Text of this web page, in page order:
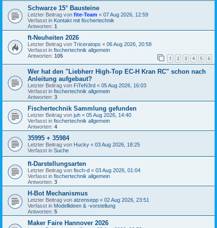
Schwarze 15° Bausteine
Letzter Beitrag von fite-Team « 07 Aug 2026, 12:59
Verfasst in Kontakt mit fischertechnik
Antworten: 1
ft-Neuheiten 2026
Letzter Beitrag von Triceratops « 06 Aug 2026, 20:58
Verfasst in fischertechnik allgemein
Antworten: 105 1 2 3 4 5 6
Wer hat den "Liebherr High-Top EC-H Kran RC" schon nach
Anleitung aufgebaut?
Letzter Beitrag von FiTeN3rd « 05 Aug 2026, 16:03
Verfasst in fischertechnik allgemein
Antworten: 3
Fischertechnik Sammlung gefunden
Letzter Beitrag von juh « 05 Aug 2026, 14:40
Verfasst in fischertechnik allgemein
Antworten: 4
35995 + 35984
Letzter Beitrag von Hucky « 03 Aug 2026, 18:25
Verfasst in Suche
ft-Darstellungsarten
Letzter Beitrag von fisch-d « 03 Aug 2026, 01:04
Verfasst in fischertechnik allgemein
Antworten: 3
H-Bot Mechanismus
Letzter Beitrag von atzensepp « 02 Aug 2026, 23:51
Verfasst in Modellideen & -vorstellung
Antworten: 5
Maker Faire Hannover 2026